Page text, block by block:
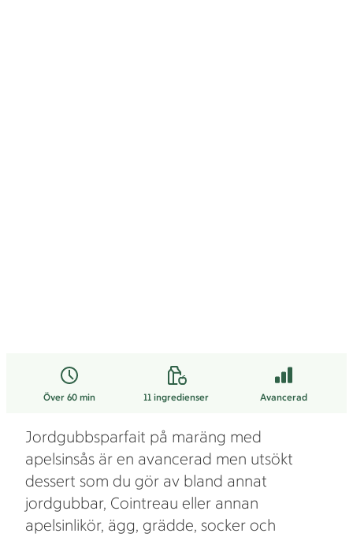
Över 60 min 11ingredienser Avancerad
Jordgubbsparfait på maräng med
apelsinsås är en avancerad men utsökt
dessert som du gör av bland annat
jordgubbar, Cointreau eller annan
apelsinlikör, ägg, grädde, socker och